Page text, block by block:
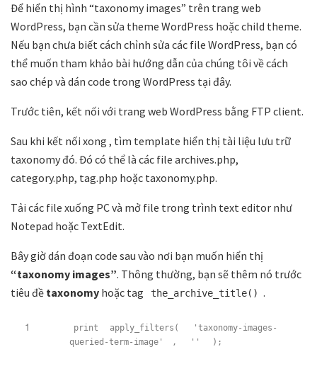
Để hiển thị hình “taxonomy images” trên trang web
WordPress, bạn cần sửa theme WordPress hoặc child theme.
Nếu bạn chưa biết cách chỉnh sửa các file WordPress, bạn có
thể muốn tham khảo bài hướng dẫn của chúng tôi về cách
sao chép và dán code trong WordPress tại đây.
Trước tiên, kết nối với trang web WordPress bằng FTP client.
Sau khi kết nối xong , tìm template hiển thị tài liệu lưu trữ
taxonomy đó. Đó có thể là các file archives.php,
category.php, tag.php hoặc taxonomy.php.
Tải các file xuống PC và mở file trong trình text editor như
Notepad hoặc TextEdit.
Bây giờ dán đoạn code sau vào nơi bạn muốn hiển thị
“taxonomy images”. Thông thường, bạn sẽ thêm nó trước
tiêu đề taxonomy hoặc tag the_archive_title() .
1 print apply_filters(
'taxonomy-images-
queried-term-image'
, '' );